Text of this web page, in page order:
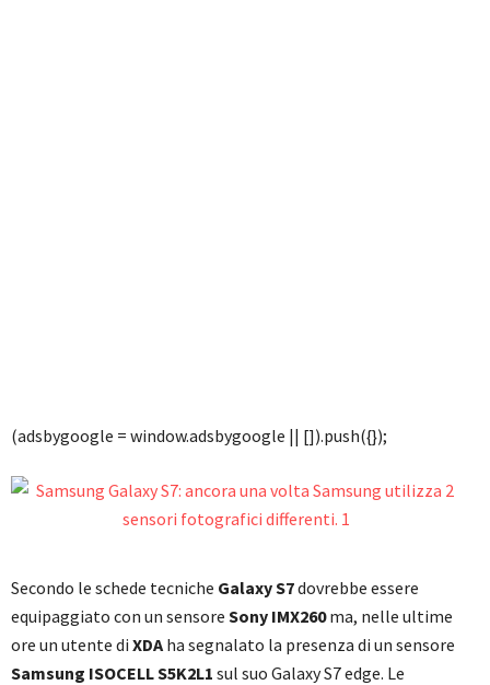
(adsbygoogle = window.adsbygoogle || []).push({});
Secondo le schede tecniche Galaxy S7dovrebbe essere
equipaggiato con un sensore Sony IMX260ma, nelle ultime
ore un utente di XDAha segnalato la presenza di un sensore
Samsung ISOCELL S5K2L1 sul suo Galaxy S7 edge. Le